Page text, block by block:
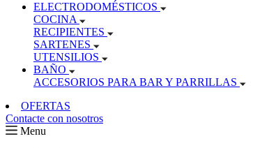
ELECTRODOMÉSTICOS
COCINA
RECIPIENTES
SARTENES
UTENSILIOS
BAÑO
ACCESORIOS PARA BAR Y PARRILLAS
OFERTAS
Contacte con nosotros
Menu